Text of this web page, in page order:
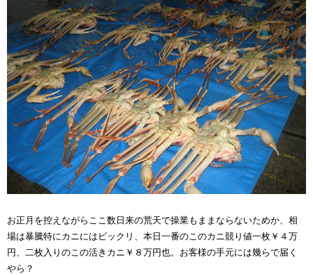
お正月を控えながらここ数日来の荒天で操業もままならないためか、相
場は暴騰特にカニにはビックリ、本日一番のこのカニ競り値一枚￥４万
円、二枚入りのこの活きカニ￥８万円也。お客様の手元には幾らで届く
やら？